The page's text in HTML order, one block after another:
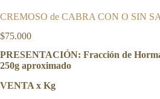
CREMOSO de CABRA CON O SIN
$75.000
PRESENTACIÓN: Fracción de
250g aproximado
VENTA x Kg